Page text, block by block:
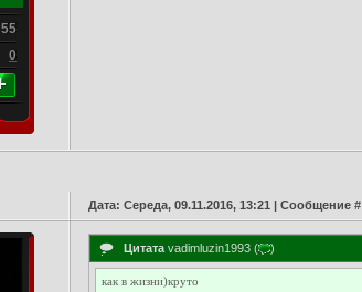
55
0
Дата: Середа, 09.11.2016, 13:21 | Сообщение #
Цитата vadimluzin1993( )
как в жизни)круто